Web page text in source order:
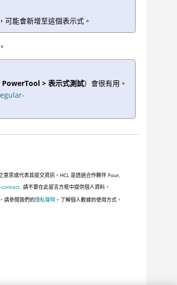
能會新增至這個表示式。
PowerTool > 表示式測試）會很有用。
思或代表其提交資訊。HCL 是透過合作夥伴 Four,
contact. 請不要在此留言方框中提供個人資料。
請參閱我們的隱私聲明 ，了解個人數據的使用方式。